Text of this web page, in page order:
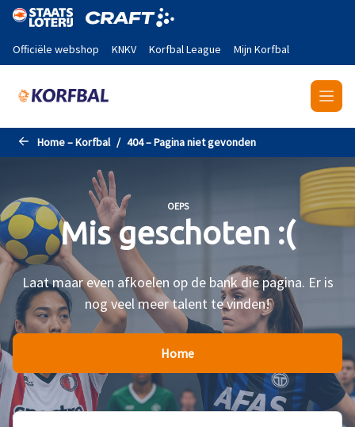
Naar de hoofdinhoud gaan
Officiële webshop KNKV Korfbal League Mijn Korfbal
Home – Korfbal 404 – Pagina niet gevonden
OEPS
Mis geschoten :(
Laat maar even afkoelen op de bank die pagina. Er is
nog veel meer talent te vinden!
Home